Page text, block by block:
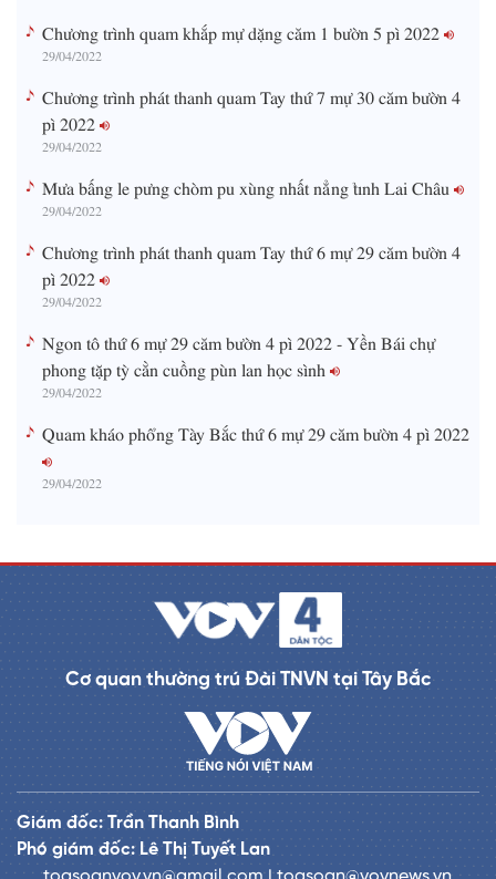
Chương trình quam khắp mự dặng căm 1 bườn 5 pì 2022
29/04/2022
Chương trình phát thanh quam Tay thứ 7 mự 30 căm bườn 4
pì 2022
29/04/2022
Mưa bấng le pưng chòm pu xùng nhất nẳng tỉnh Lai Châu
29/04/2022
Chương trình phát thanh quam Tay thứ 6 mự 29 căm bườn 4
pì 2022
29/04/2022
Ngon tô thứ 6 mự 29 căm bườn 4 pì 2022 - Yền Bái chự
phong tặp tỳ cằn cuồng pùn lan học sình
29/04/2022
Quam kháo phổng Tày Bắc thứ 6 mự 29 căm bườn 4 pì 2022
29/04/2022
Cơ quan thường trú Đài TNVN tại Tây Bắc
Giám đốc: Trần Thanh Bình
Phó giám đốc: Lê Thị Tuyết Lan